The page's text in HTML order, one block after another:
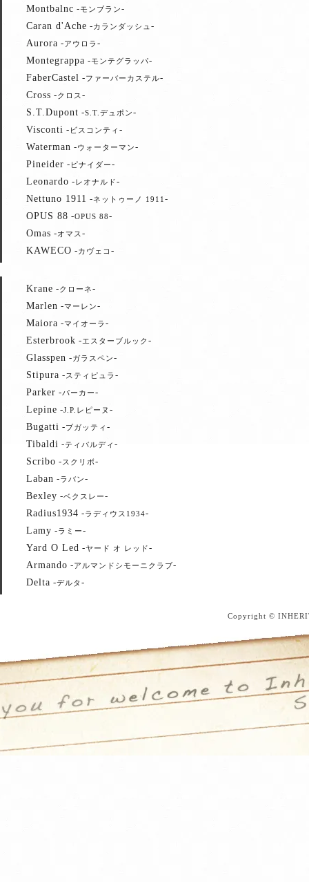
Montbalnc -モンブラン-
Caran d'Ache -カランダッシュ -
Aurora -アウロラ -
Montegrappa -モンテグラッパ-
FaberCastel -ファーバーカステル-
Cross -クロス -
S.T.Dupont -S.T.デュポン-
Visconti - ビスコンティ -
Waterman -ウォーターマン-
Pineider - ピナイダー-
Leonardo -レオナルド-
Nettuno 1911 -ネットゥーノ 1911 -
OPUS 88 -OPUS 88-
Omas -オマス -
KAWECO -カヴェコ -
Krane -クローネ-
Marlen -マーレン-
Maiora -マイオーラ -
Esterbrook -エスターブルック -
Glasspen -ガラスペン-
Stipura -スティピュラ -
Parker -パーカー-
Lepine -J.P.レピーヌ -
Bugatti -ブガッティ -
Tibaldi -ティバルディ -
Scribo -スクリボ-
Laban -ラバン-
Bexley -ベクスレー-
Radius1934 -ラディウス1934-
Lamy -ラミー-
Yard O Led -ヤード オ レッド-
Armando -アルマンドシモーニクラブ-
Delta -デルタ -
Copyright ©